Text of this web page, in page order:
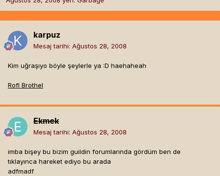
karpuz
Mesaj tarihi: Ağustos 28, 2008
Kim uğraşıyo böyle şeylerle ya :D haehaheah
Rofl Brothel
Ekmek
Mesaj tarihi: Ağustos 28, 2008
imba bişey bu bizim guildin forumlarında gördüm ben de
tıklayınca hareket ediyo bu arada
adfmadf